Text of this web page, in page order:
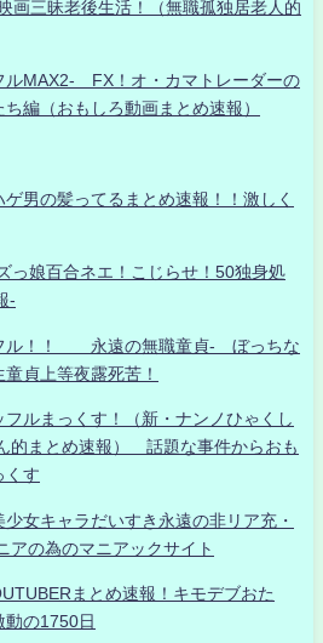
画三昧老後生活！（無職孤独居老人的
ルMAX2- FX！オ・カマトレーダーの
編（おもしろ動画まとめ速報）
男の髪ってるまとめ速報！！激しく
っ娘百合ネエ！こじらせ！50独身処
-
ル！！ 永遠の無職童貞- ぼっちな
貞上等夜露死苦！
ルまっくす！（新・ナンノひゃくし
的まとめ速報） 話題な事件からおも
くす
女キャラだいすき永遠の非リア充・
アの為のマニアックサイト
まとめ速報！キモデブおた
動の1750日